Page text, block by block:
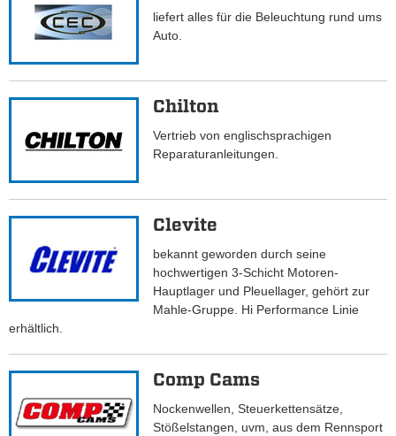
liefert alles für die Beleuchtung rund ums
Auto.
Chilton
Vertrieb von englischsprachigen
Reparaturanleitungen.
Clevite
bekannt geworden durch seine
hochwertigen 3-Schicht Motoren-
Hauptlager und Pleuellager, gehört zur
Mahle-Gruppe. Hi Performance Linie
erhältlich.
Comp Cams
Nockenwellen, Steuerkettensätze,
Stößelstangen, uvm, aus dem Rennsport